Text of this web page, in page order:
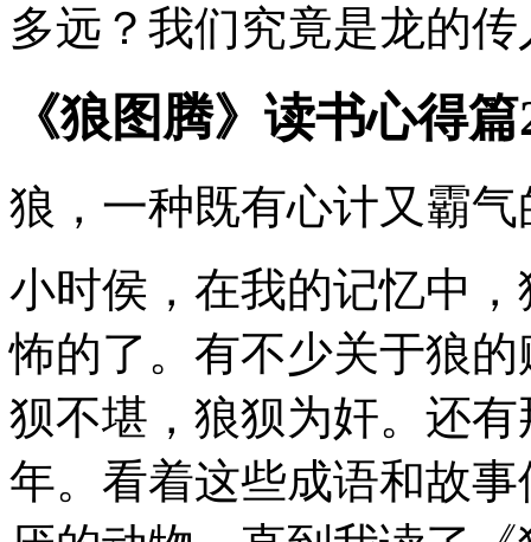
多远？我们究竟是龙的
《狼图腾》读书心得篇
狼，一种既有心计又霸
小时侯，在我的记忆中
怖的了。有不少关于狼
狈不堪，狼狈为奸。还
年。看着这些成语和故